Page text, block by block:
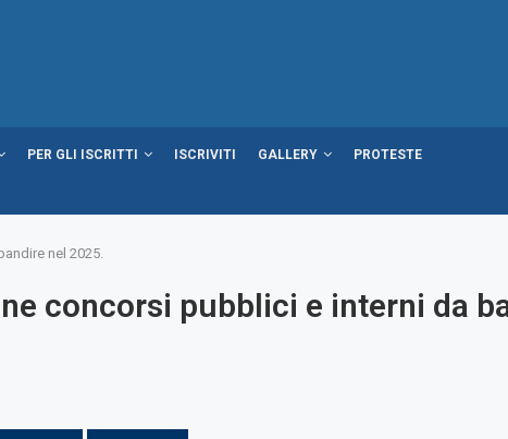
PER GLI ISCRITTI ISCRIVITI GALLERY PROTESTE
nel 2025.
concorsi pubblici e interni da